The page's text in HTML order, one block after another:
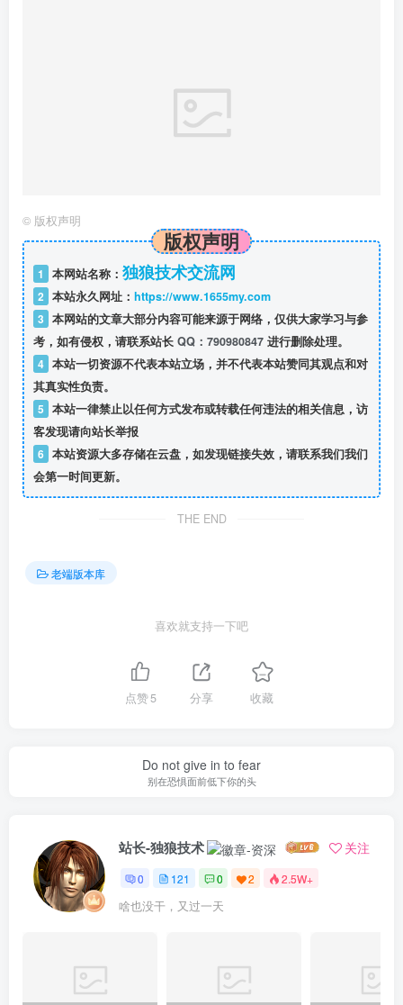
© 版权声明
版权声明
1 本网站名称： 独狼技术交流网
2 本站永久网址： https://www.1655my.com
3 本网站的文章大部分内容可能来源于网络，仅供大家学习与参
考，如有侵权，请联系站长 QQ：790980847 进行删除处理。
4 本站一切资源不代表本站立场，并不代表本站赞同其观点和对
其真实性负责。
5 本站一律禁止以任何方式发布或转载任何违法的相关信息，访
客发现请向站长举报
6 本站资源大多存储在云盘，如发现链接失效，请联系我们我们
会第一时间更新。
THE END
老端版本库
喜欢就支持一下吧
点赞5 分享 收藏
Do not give in to fear
别在恐惧面前低下你的头
站长-独狼技术 关注
0 121 0 2 2.5W+
啥也没干，又过一天